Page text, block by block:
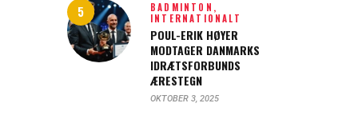
BADMINTON,
INTERNATIONALT
POUL-ERIK HØYER
MODTAGER DANMARKS
IDRÆTSFORBUNDS
ÆRESTEGN
OKTOBER 3, 2025